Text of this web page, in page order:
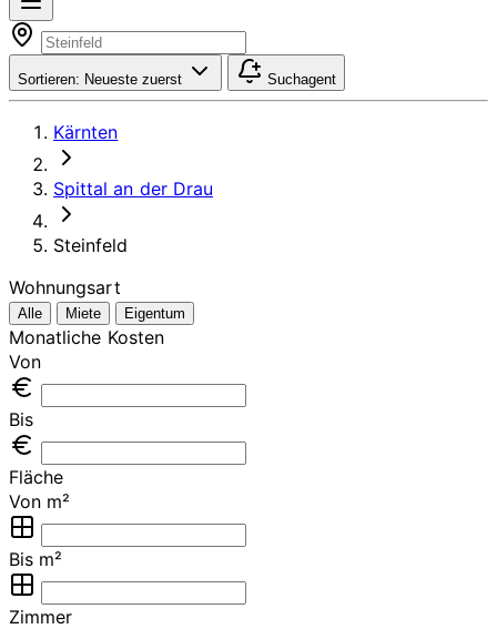
Sortieren: Neueste zuerst Suchagent
Kärnten
Spittal an der Drau
Steinfeld
Wohnungsart
Alle Miete Eigentum
Monatliche Kosten
Von
Bis
Fläche
Von m²
Bis m²
Zimmer